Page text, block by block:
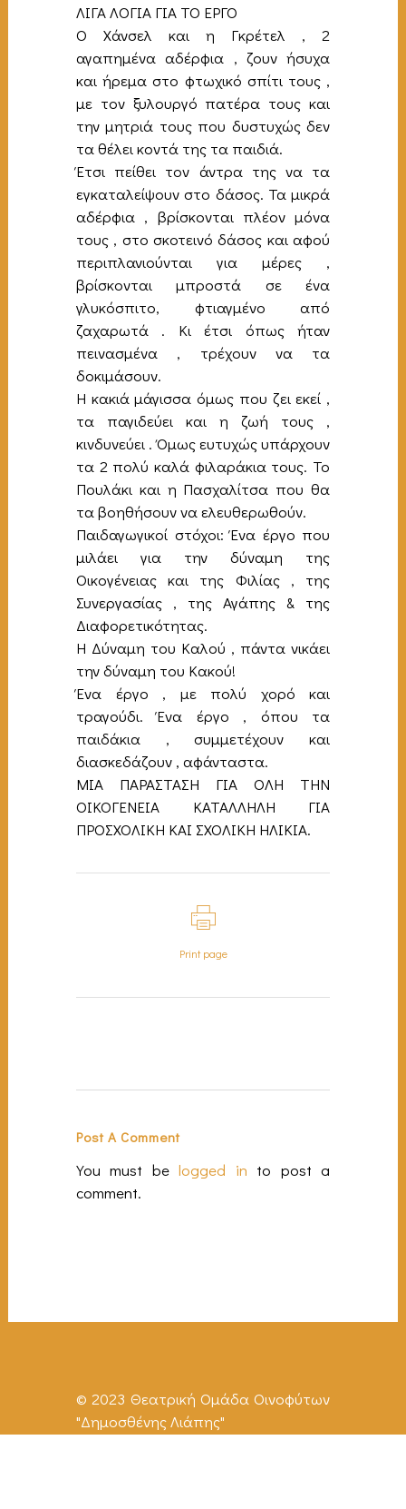
ΛΙΓΑ ΛΟΓΙΑ ΓΙΑ ΤΟ ΕΡΓΟ
Ο Χάνσελ και η Γκρέτελ , 2
αγαπημένα αδέρφια , ζουν ήσυχα
και ήρεμα στο φτωχικό σπίτι τους ,
με τον ξυλουργό πατέρα τους και
την μητριά τους που δυστυχώς δεν
τα θέλει κοντά της τα παιδιά.
Έτσι πείθει τον άντρα της να τα
εγκαταλείψουν στο δάσος. Τα μικρά
αδέρφια , βρίσκονται πλέον μόνα
τους , στο σκοτεινό δάσος και αφού
περιπλανιούνται για μέρες ,
βρίσκονται μπροστά σε ένα
γλυκόσπιτο, φτιαγμένο από
ζαχαρωτά . Κι έτσι όπως ήταν
πεινασμένα , τρέχουν να τα
δοκιμάσουν.
Η κακιά μάγισσα όμως που ζει εκεί ,
τα παγιδεύει και η ζωή τους ,
κινδυνεύει . Όμως ευτυχώς υπάρχουν
τα 2 πολύ καλά φιλαράκια τους. Το
Πουλάκι και η Πασχαλίτσα που θα
τα βοηθήσουν να ελευθερωθούν.
Παιδαγωγικοί στόχοι: Ένα έργο που
μιλάει για την δύναμη της
Οικογένειας και της Φιλίας , της
Συνεργασίας , της Αγάπης & της
Διαφορετικότητας.
Η Δύναμη του Καλού , πάντα νικάει
την δύναμη του Κακού!
Ένα έργο , με πολύ χορό και
τραγούδι. Ένα έργο , όπου τα
παιδάκια , συμμετέχουν και
διασκεδάζουν , αφάνταστα.
ΜΙΑ ΠΑΡΑΣΤΑΣΗ ΓΙΑ ΟΛΗ ΤΗΝ
ΟΙΚΟΓΕΝΕΙΑ ΚΑΤΑΛΛΗΛΗ ΓΙΑ
ΠΡΟΣΧΟΛΙΚΗ ΚΑΙ ΣΧΟΛΙΚΗ ΗΛΙΚΙΑ.
Print page
Post A Comment
You must belogged in to post a
comment.
© 2023 Θεατρική Ομάδα Οινοφύτων
"Δημοσθένης Λιάπης"